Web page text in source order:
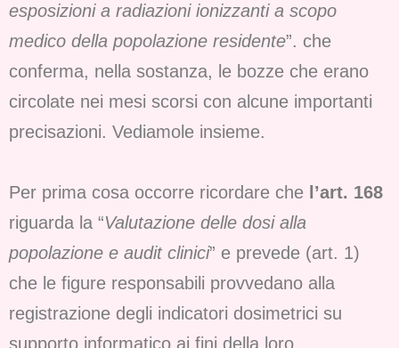
esposizioni a radiazioni ionizzanti a scopo
medico della popolazione residente”. che
conferma, nella sostanza, le bozze che erano
circolate nei mesi scorsi con alcune importanti
precisazioni. Vediamole insieme.
Per prima cosa occorre ricordare che l’art. 168
riguarda la “Valutazione delle dosi alla
popolazione e audit clinici” e prevede (art. 1)
che le figure responsabili provvedano alla
registrazione degli indicatori dosimetrici su
supporto informatico ai fini della loro